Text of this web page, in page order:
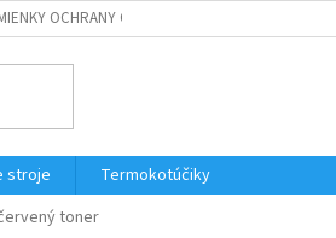
OCHRANY OSOBNÝCH ÚDAJOV
stroje
Termokotúčiky
toner